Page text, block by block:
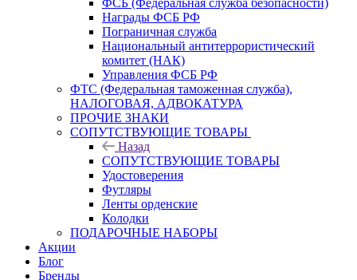
ФСБ (Федеральная служба безопасности)
Награды ФСБ РФ
Пограничная служба
Национальный антитеррористический
комитет (НАК)
Управления ФСБ РФ
ФТС (Федеральная таможенная служба),
НАЛОГОВАЯ, АДВОКАТУРА
ПРОЧИЕ ЗНАКИ
СОПУТСТВУЮЩИЕ ТОВАРЫ
Назад
СОПУТСТВУЮЩИЕ ТОВАРЫ
Удостоверения
Футляры
Ленты орденские
Колодки
ПОДАРОЧНЫЕ НАБОРЫ
Акции
Блог
Бренды